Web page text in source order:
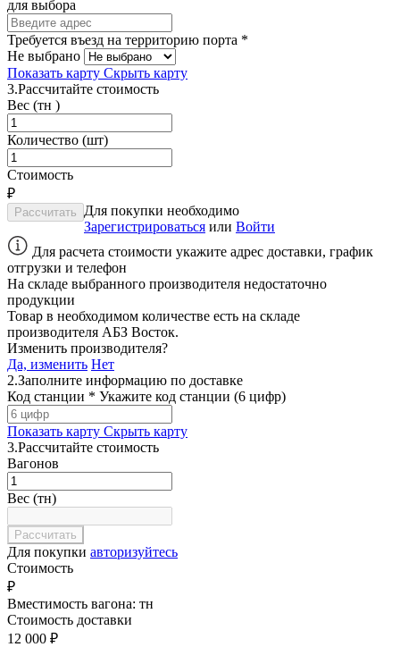
для выбора
Требуется въезд на территорию порта *
Не выбрано
Показать карту Скрыть карту
3.Рассчитайте стоимость
Вес (тн )
Количество (шт)
Стоимость
₽
Для покупки необходимо
Зарегистрироваться или Войти
Для расчета стоимости укажите адрес доставки, график
отгрузки и телефон
На складе выбранного производителя недостаточно
продукции
Товар в необходимом количестве есть на складе
производителя АБЗ Восток.
Изменить производителя?
Да, изменить Нет
2.Заполните информацию по доставке
Код станции * Укажите код станции (6 цифр)
Показать карту Скрыть карту
3.Рассчитайте стоимость
Вагонов
Вес (тн)
Для покупки авторизуйтесь
Стоимость
₽
Вместимость вагона: тн
Стоимость доставки
12 000 ₽